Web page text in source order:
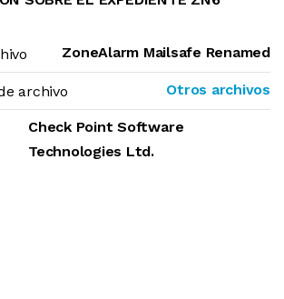
ZoneAlarm Mailsafe Renamed
archivo Otros archivos
Check Point Software
Technologies Ltd.